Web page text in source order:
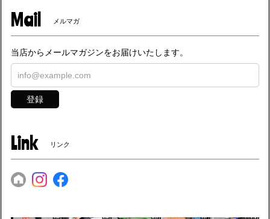
Mail メルマガ
当店からメールマガジンをお届けいたします。
登録
Link リンク